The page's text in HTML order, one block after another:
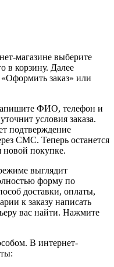
магазине выберите
в корзину. Далее
заказ» или
ФИО, телефон и
условия заказа.
подтверждение
СМС. Теперь останется
новой покупке.
выглядит
форму по
доставки, оплаты,
к заказу написать
вас найти. Нажмите
В интернет-